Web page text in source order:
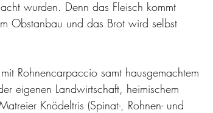
wurden. Denn das Fleisch kommt
Obstanbau und das Brot wird selbst
Rohnencarpaccio samt hausgemachtem
eigenen Landwirtschaft, heimischem
Knödeltris (Spinat-, Rohnen- und